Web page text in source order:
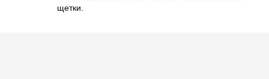
щетки.